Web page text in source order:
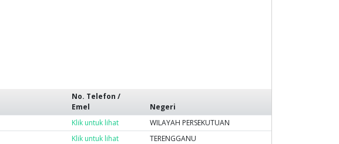
No. Telefon /
Emel
Negeri
Klik untuk lihat
WILAYAH PERSEKUTUAN
Klik untuk lihat
TERENGGANU